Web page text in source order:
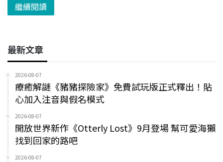
繼續閱讀
最新文章
2026-08-07
療癒解謎《豬豬探險家》免費試玩版正式釋出！貼
心加入注音與假名模式
2026-08-07
開放世界新作《Otterly Lost》9月登場 幫可愛海獺
找到回家的路吧
2026-08-07